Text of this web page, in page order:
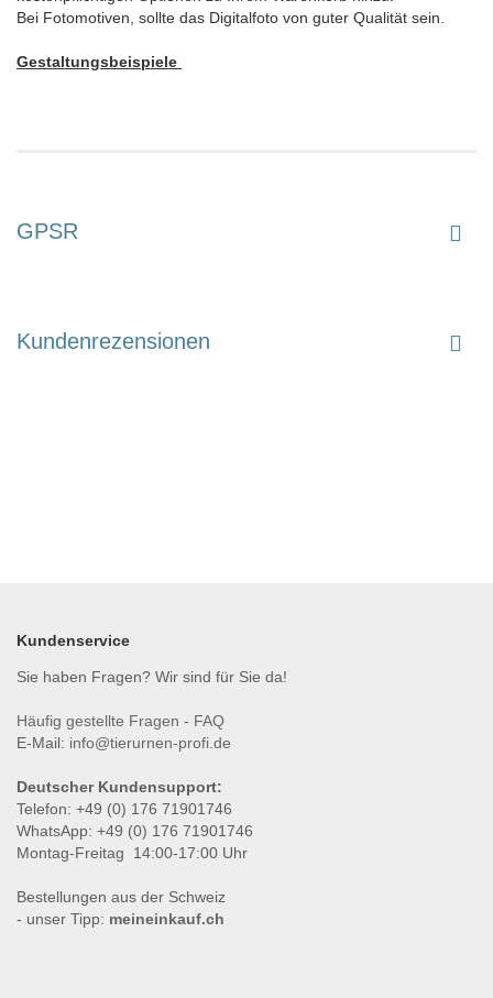
Bei Fotomotiven, sollte das Digitalfoto von guter Qualität sein.
Gestaltungsbeispiele
GPSR
Kundenrezensionen
Kundenservice
Sie haben Fragen? Wir sind für Sie da!
Häufig gestellte Fragen - FAQ
E-Mail: info@tierurnen-profi.de
Deutscher Kundensupport:
Telefon: +49 (0) 176 71901746
WhatsApp: +49 (0) 176 71901746
Montag-Freitag 14:00-17:00 Uhr
Bestellungen aus der Schweiz
- unser Tipp: meineinkauf.ch